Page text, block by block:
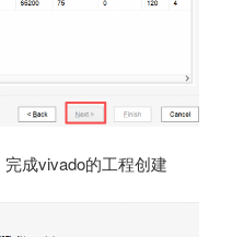
完成vivado的工程创建